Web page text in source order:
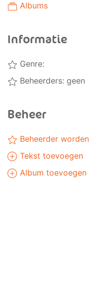
Albums
Informatie
Genre:
Beheerders: geen
Beheer
Beheerder worden
Tekst toevoegen
Album toevoegen